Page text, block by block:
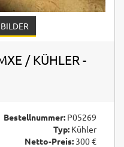
/ KÜHLER -
Bestellnummer: P05269
Typ: Kühler
Netto-Preis: 300 €